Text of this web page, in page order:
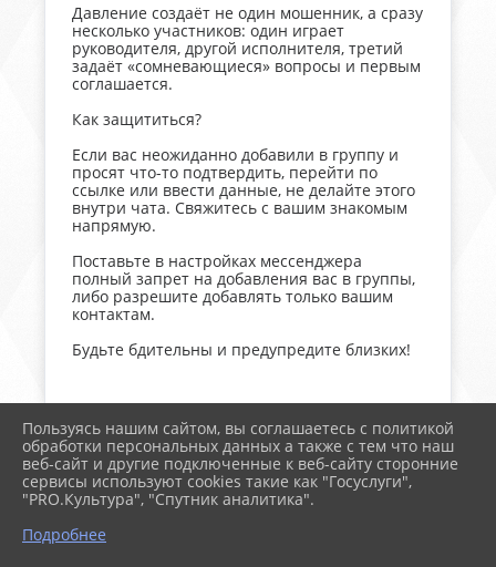
Давление создаёт не один мошенник, а сразу
несколько участников: один играет
руководителя, другой исполнителя, третий
задаёт «сомневающиеся» вопросы и первым
соглашается.
Как защититься?
Если вас неожиданно добавили в группу и
просят что-то подтвердить, перейти по
ссылке или ввести данные, не делайте этого
внутри чата. Свяжитесь с вашим знакомым
напрямую.
Поставьте в настройках мессенджера
полный запрет на добавления вас в группы,
либо разрешите добавлять только вашим
контактам.
Будьте бдительны и предупредите близких!
2026 г. дербентское.рф
Вход
Карта сайта
Политика обработки персональных данных
Пользуясь нашим сайтом, вы соглашаетесь с политикой
обработки персональных данных а также с тем что наш
веб-сайт и другие подключенные к веб-сайту сторонние
сервисы используют cookies такие как "Госуслуги",
"PRO.Культура", "Спутник аналитика".
Подробнее